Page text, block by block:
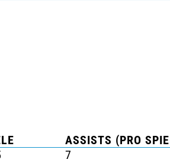
ASSISTS (PRO
7